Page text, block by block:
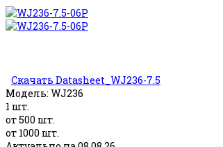
Скачать Datasheet_WJ236-7.5
Модель: WJ236
1 шт.
от 500 шт.
от 1000 шт.